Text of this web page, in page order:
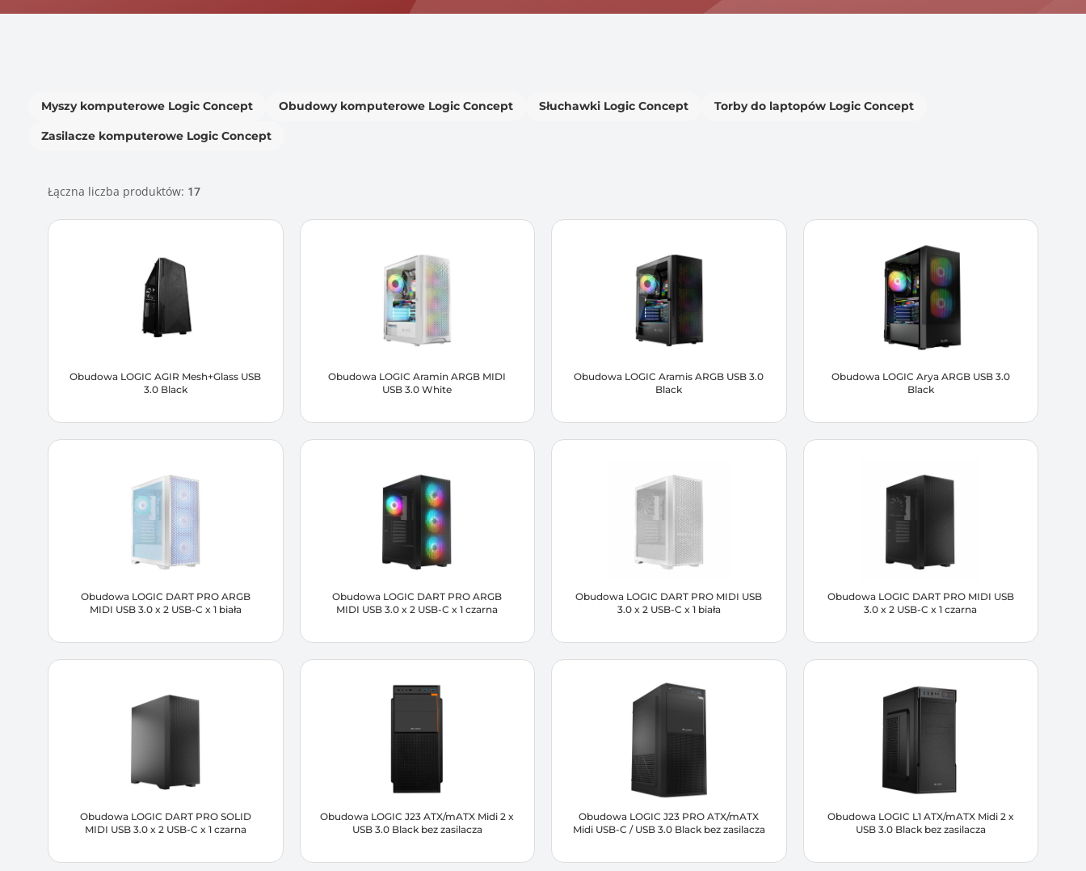
Myszy komputerowe Logic Concept Obudowy komputerowe Logic Concept Słuchawki Logic Concept Torby do laptopów Logic Concept
Zasilacze komputerowe Logic Concept
Łączna liczba produktów: 17
Obudowa LOGIC AGIR Mesh+Glass USB
3.0 Black
Obudowa LOGIC Aramin ARGB MIDI
USB 3.0 White
Obudowa LOGIC Aramis ARGB USB 3.0
Black
Obudowa LOGIC Arya ARGB USB 3.0
Black
Obudowa LOGIC DART PRO ARGB
MIDI USB 3.0 x 2 USB-C x 1 biała
Obudowa LOGIC DART PRO ARGB
MIDI USB 3.0 x 2 USB-C x 1 czarna
Obudowa LOGIC DART PRO MIDI USB
3.0 x 2 USB-C x 1 biała
Obudowa LOGIC DART PRO MIDI USB
3.0 x 2 USB-C x 1 czarna
Obudowa LOGIC DART PRO SOLID
MIDI USB 3.0 x 2 USB-C x 1 czarna
Obudowa LOGIC J23 ATX/mATX Midi 2 x
USB 3.0 Black bez zasilacza
Obudowa LOGIC J23 PRO ATX/mATX
Midi USB-C / USB 3.0 Black bez zasilacza
Obudowa LOGIC L1 ATX/mATX Midi 2 x
USB 3.0 Black bez zasilacza